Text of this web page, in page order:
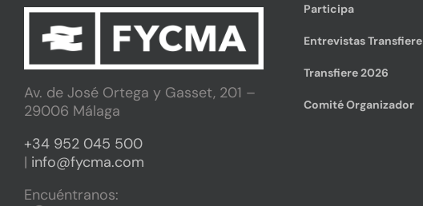
Av. de José Ortega y Gasset, 201 –
29006 Málaga
+34 952 045 500
| info@fycma.com
Encuéntranos:
Participa
Entrevistas Transfiere
Transfiere 2026
Comité Organizador